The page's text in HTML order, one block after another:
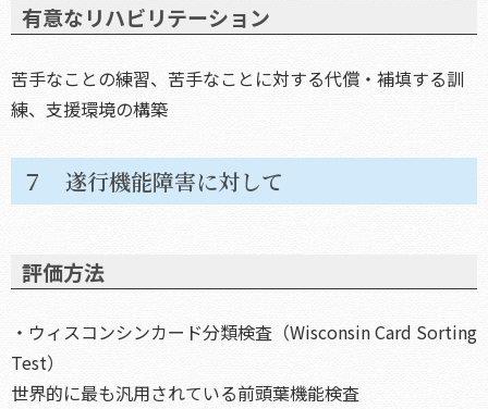
有意なリハビリテーション
苦手なことの練習、苦手なことに対する代償・補填する訓
練、支援環境の構築
７ 遂行機能障害に対して
評価方法
・ウィスコンシンカード分類検査（Wisconsin Card Sorting
Test）
世界的に最も汎用されている前頭葉機能検査